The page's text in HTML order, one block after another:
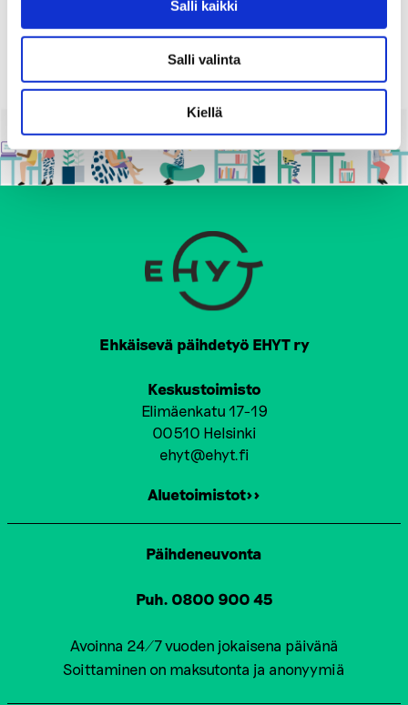
Salli kaikki
Salli valinta
Kiellä
O
T
S
P
A
Ehkäisevä päihdetyö EHYT ry
Keskustoimisto
Elimäenkatu 17-19
00510 Helsinki
ehyt@ehyt.fi
Aluetoimistot>>
Päihdeneuvonta
Puh. 0800 900 45
Avoinna 24/7 vuoden jokaisena päivänä
Soittaminen on maksutonta ja anonyymiä